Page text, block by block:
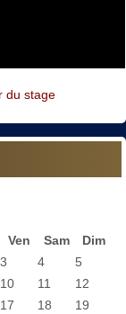
du stage
Ven Sam
Dim
3 4
5
10 11
12
17 18
19